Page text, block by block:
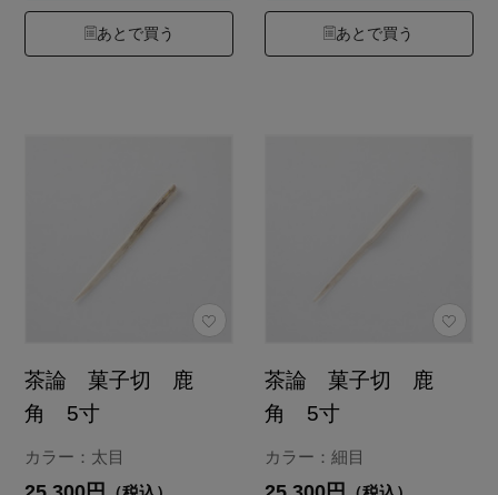
あとで買う あとで買う
茶論 菓子切 鹿
角 5寸
カラー：太目
茶論 菓子切 鹿
角 5寸
カラー：細目